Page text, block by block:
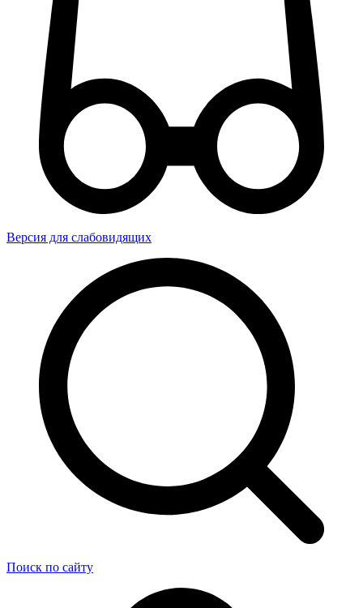
Версия для слабовидящих
Поиск по сайту